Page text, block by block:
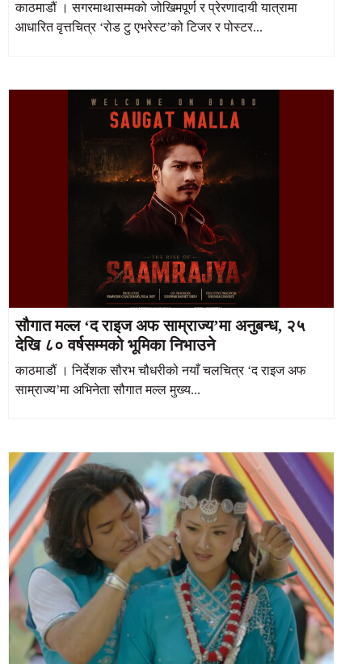
काठमाडौं । सगरमाथासम्मको जोखिमपूर्ण र प्रेरणादायी यात्रामा
आधारित वृत्तचित्र ‘रोड टु एभरेस्ट’को टिजर र पोस्टर...
सौगात मल्ल ‘द राइज अफ साम्राज्य’मा अनुबन्ध, २५
देखि ८० वर्षसम्मको भूमिका निभाउने
काठमाडौं । निर्देशक सौरभ चौधरीको नयाँ चलचित्र ‘द राइज अफ
साम्राज्य’मा अभिनेता सौगात मल्ल मुख्य...